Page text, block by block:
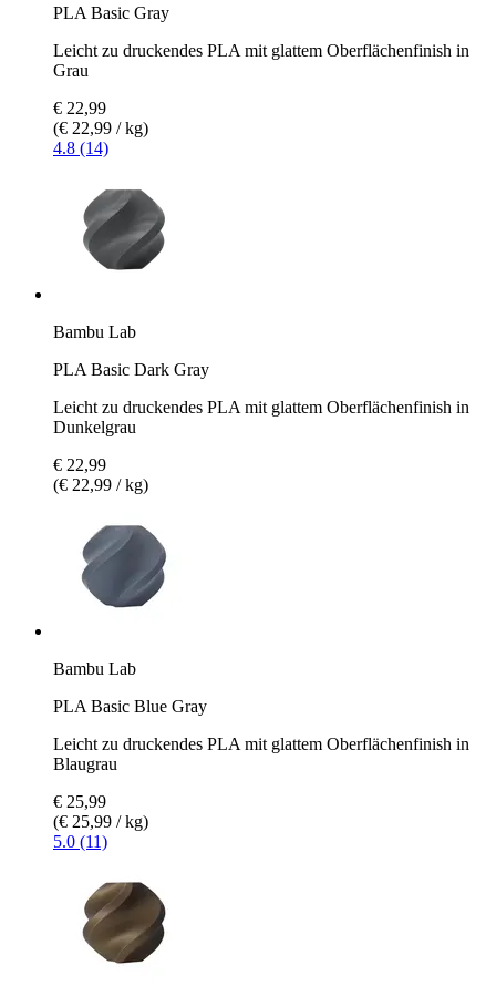
PLA Basic Gray
Leicht zu druckendes PLA mit glattem Oberflächenfinish in
Grau
€ 22,99
(€ 22,99 / kg)
4.8 (14)
Bambu Lab
PLA Basic Dark Gray
Leicht zu druckendes PLA mit glattem Oberflächenfinish in
Dunkelgrau
€ 22,99
(€ 22,99 / kg)
Bambu Lab
PLA Basic Blue Gray
Leicht zu druckendes PLA mit glattem Oberflächenfinish in
Blaugrau
€ 25,99
(€ 25,99 / kg)
5.0 (11)